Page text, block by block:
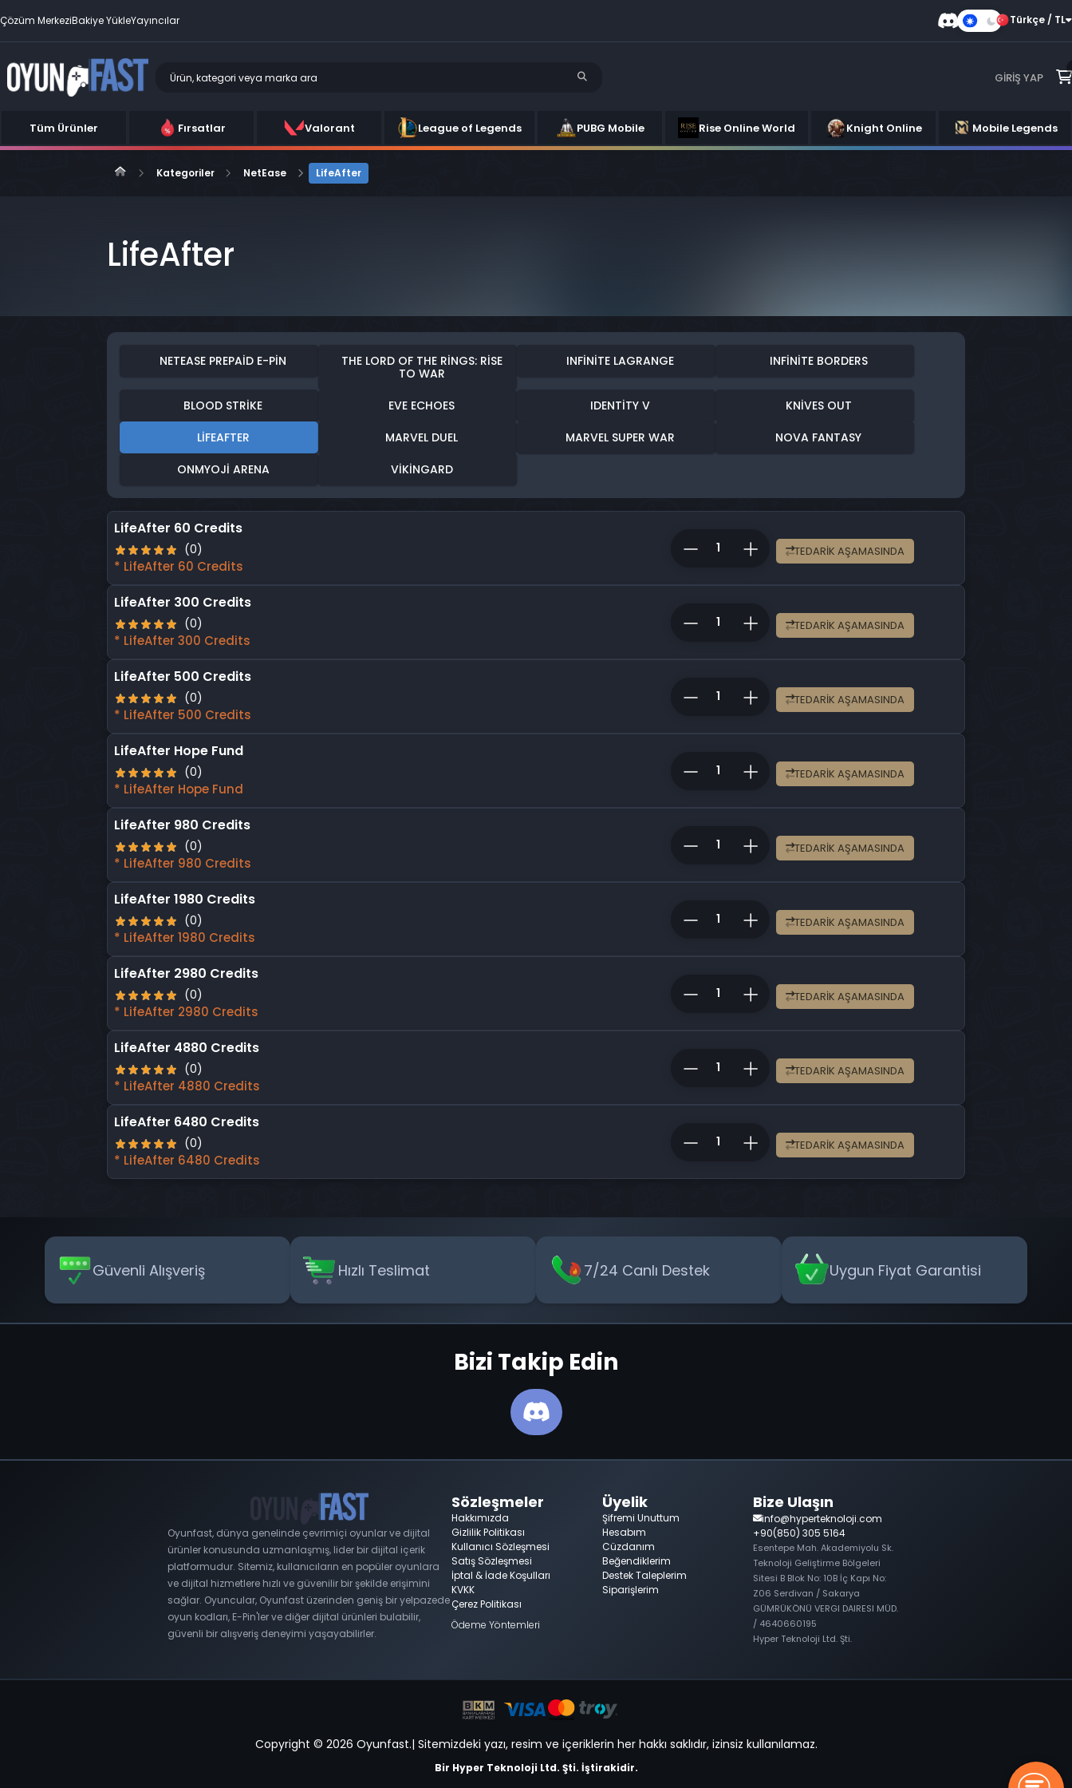
Çözüm MerkeziBakiye YükleYayıncılar
Karanlık
Türkçe / TL
GIRIŞ YAP
Tüm Ürünler Fırsatlar Valorant League of Legends PUBG Mobile Rise Online World Knight Online Mobile Legends
Kategoriler NetEase LifeAfter
LifeAfter
NETEASE PREPAID E-PIN
THE LORD OF THE RINGS: RISE
TO WAR
INFINITE LAGRANGE INFINITE BORDERS
BLOOD STRIKE EVE ECHOES IDENTITY V
KNIVES OUT
LIFEAFTER
MARVEL DUEL MARVEL SUPER WAR
NOVA FANTASY
ONMYOJI ARENA
VIKINGARD
LifeAfter 60 Credits
(0)
* LifeAfter 60 Credits
TEDARIK AŞAMASINDA
LifeAfter 300 Credits
(0)
* LifeAfter 300 Credits
TEDARIK AŞAMASINDA
LifeAfter 500 Credits
(0)
* LifeAfter 500 Credits
TEDARIK AŞAMASINDA
LifeAfter Hope Fund
(0)
* LifeAfter Hope Fund
TEDARIK AŞAMASINDA
LifeAfter 980 Credits
(0)
* LifeAfter 980 Credits
TEDARIK AŞAMASINDA
LifeAfter 1980 Credits
(0)
* LifeAfter 1980 Credits
TEDARIK AŞAMASINDA
LifeAfter 2980 Credits
(0)
* LifeAfter 2980 Credits
TEDARIK AŞAMASINDA
LifeAfter 4880 Credits
(0)
* LifeAfter 4880 Credits
TEDARIK AŞAMASINDA
LifeAfter 6480 Credits
(0)
* LifeAfter 6480 Credits
TEDARIK AŞAMASINDA
Güvenli Alışveriş Hızlı Teslimat 7/24 Canlı Destek Uygun Fiyat Garantisi
Bizi Takip Edin
Oyunfast, dünya genelinde çevrimiçi oyunlar ve dijital
ürünler konusunda uzmanlaşmış, lider bir dijital içerik
platformudur. Sitemiz, kullanıcıların en popüler oyunlara
ve dijital hizmetlere hızlı ve güvenilir bir şekilde erişimini
sağlar. Oyuncular, Oyunfast üzerinden geniş bir yelpazede
oyun kodları, E-Pin'ler ve diğer dijital ürünleri bulabilir,
güvenli bir alışveriş deneyimi yaşayabilirler.
Sözleşmeler
Hakkımızda
Gizlilik Politikası
Kullanıcı Sözleşmesi
Satış Sözleşmesi
İptal & İade Koşulları
KVKK
Çerez Politikası
Ödeme Yöntemleri
Üyelik
Şifremi Unuttum
Hesabım
Cüzdanım
Beğendiklerim
Destek Taleplerim
Siparişlerim
Bize Ulaşın
info@hyperteknoloji.com
+90(850) 305 5164
Esentepe Mah. Akademiyolu Sk.
Teknoloji Geliştirme Bölgeleri
Sitesi B Blok No: 10B İç Kapı No:
Z06 Serdivan / Sakarya
GÜMRÜKÖNÜ VERGI DAIRESI MÜD.
/ 4640660195
Hyper Teknoloji Ltd. Şti.
Copyright © 2026 Oyunfast.| Sitemizdeki yazı, resim ve içeriklerin her hakkı saklıdır, izinsiz kullanılamaz.
Bir Hyper Teknoloji Ltd. Şti. İştirakidir.